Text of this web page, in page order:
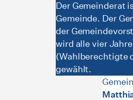
Der Gemeinderat
Gemeinde. Der
der
wird alle vier
(Wahlberechtigte
gewählt.